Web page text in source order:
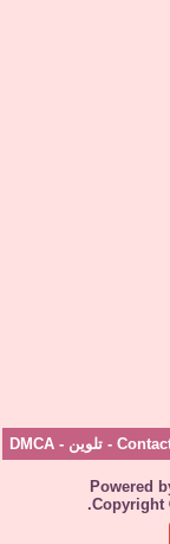
- تلوين -
DMCA
Powered
Copyright